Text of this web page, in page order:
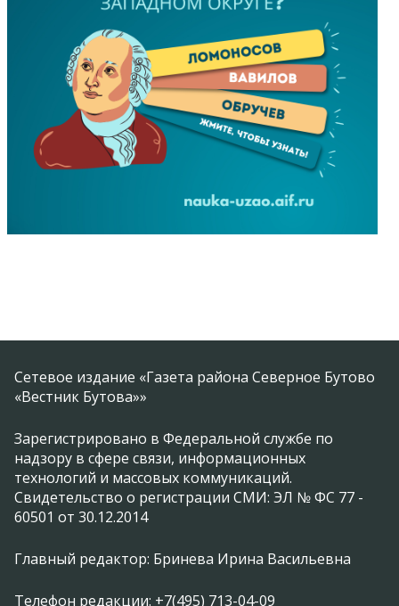
Сетевое издание «Газета района Северное Бутово
«Вестник Бутова»»
Зарегистрировано в Федеральной службе по
надзору в сфере связи, информационных
технологий и массовых коммуникаций.
Свидетельство о регистрации СМИ: ЭЛ № ФС 77 -
60501 от 30.12.2014
Главный редактор: Бринева Ирина Васильевна
Телефон редакции: +7(495) 713-04-09